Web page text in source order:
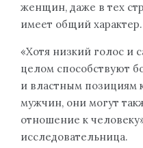
женщин, даже в тех
имеет общий характер.
«Хотя низкий голос и
целом способствуют
и властным позициям
мужчин, они могут
отношение к
исследовательница.